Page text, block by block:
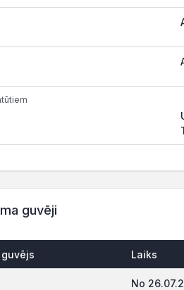
guvēji
Laiks
No